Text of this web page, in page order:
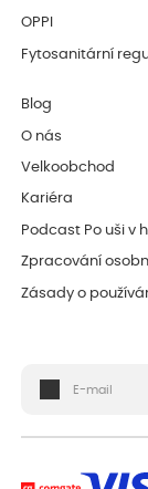
OPPI
Fytosanitární
Blog
O nás
Velkoobchod
Kariéra
Podcast Po uši v
Zpracování
Zásady o